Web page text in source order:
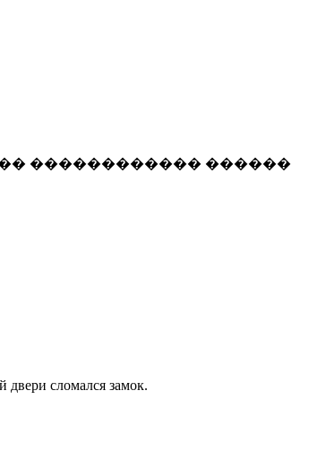
������������ ������
сломался замок.